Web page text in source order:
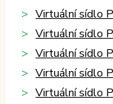
Virtuální sídlo
Virtuální sídlo
Virtuální sídlo
Virtuální sídlo
Virtuální sídlo